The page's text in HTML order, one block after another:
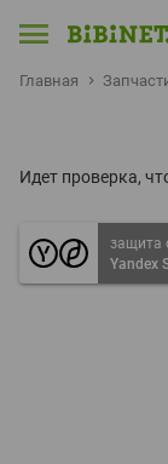
Главная
Идет проверка,
защита
Yandex